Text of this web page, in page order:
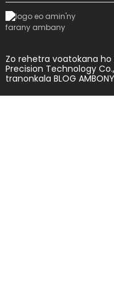
Zo rehetra voatokana
Precision Technology
tranonkala BLOG